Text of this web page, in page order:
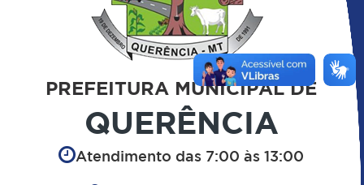
PREFEITURA MUNICIPAL DE
QUERÊNCIA
Atendimento das 7:00 às 13:00